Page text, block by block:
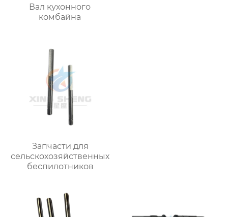
Вал кухонного
комбайна
Запчасти для
сельскохозяйственных
беспилотников